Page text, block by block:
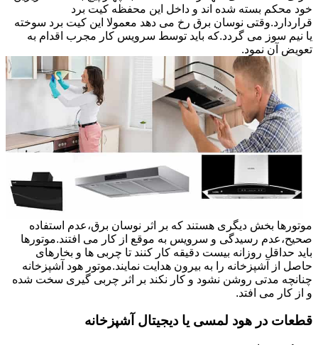
خود محکم بسته شده اند و داخل این محفظه کیت برد
قراردارد.وقتی نوسان برق رخ می دهد معمولا این کیت برد سوخته
یا نیم سوز می گردد.که باید توسط سرویس کار مجرب اقدام به
تعویض آن نمود.
موتورها بخش دیگری هستند که بر اثر نوسان برق،عدم استفاده
صحیح،عدم رسیدگی و سرویس به موقع از کار می افتند.موتورها
باید حداقل روزانه بیست دقیقه کار کنند تا چربی ها و بخارهای
حاصل از آشپزخانه را به بیرون هدایت نمایند.موتور هود آشپزخانه
چنانچه مدتی روشن نشود و کار نکند بر اثر چربی گیری سخت شده
و از کار می افتد.
قطعات در هود لمسی یا دیجیتال آشپزخانه